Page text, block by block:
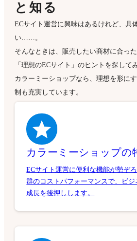
と知る
ECサイト運営に興味はあるけれど、具
い……。
そんなときは、販売したい商材に合っ
「理想のECサイト」のヒントを探して
カラーミーショップなら、理想を形に
制も充実しています。
カラーミーショップの
ECサイト運営に便利な機能が勢ぞ
群のコストパフォーマンスで、ビジ
成長を後押しします。